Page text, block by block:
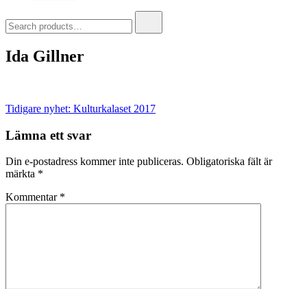
for:
Ida Gillner
Inläggsnavigering
Tidigare nyhet: Kulturkalaset 2017
Lämna ett svar
Din e-postadress kommer inte publiceras. Obligatoriska fält är
märkta *
Kommentar *